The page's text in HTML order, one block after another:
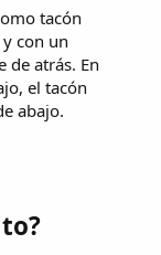
tacón
con un
de atrás. En
el tacón
abajo.